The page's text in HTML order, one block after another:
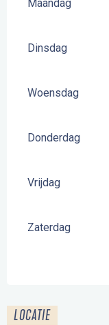
Maandag
Dinsdag
Woensdag
Donderdag
Vrijdag
Zaterdag
LOCATIE